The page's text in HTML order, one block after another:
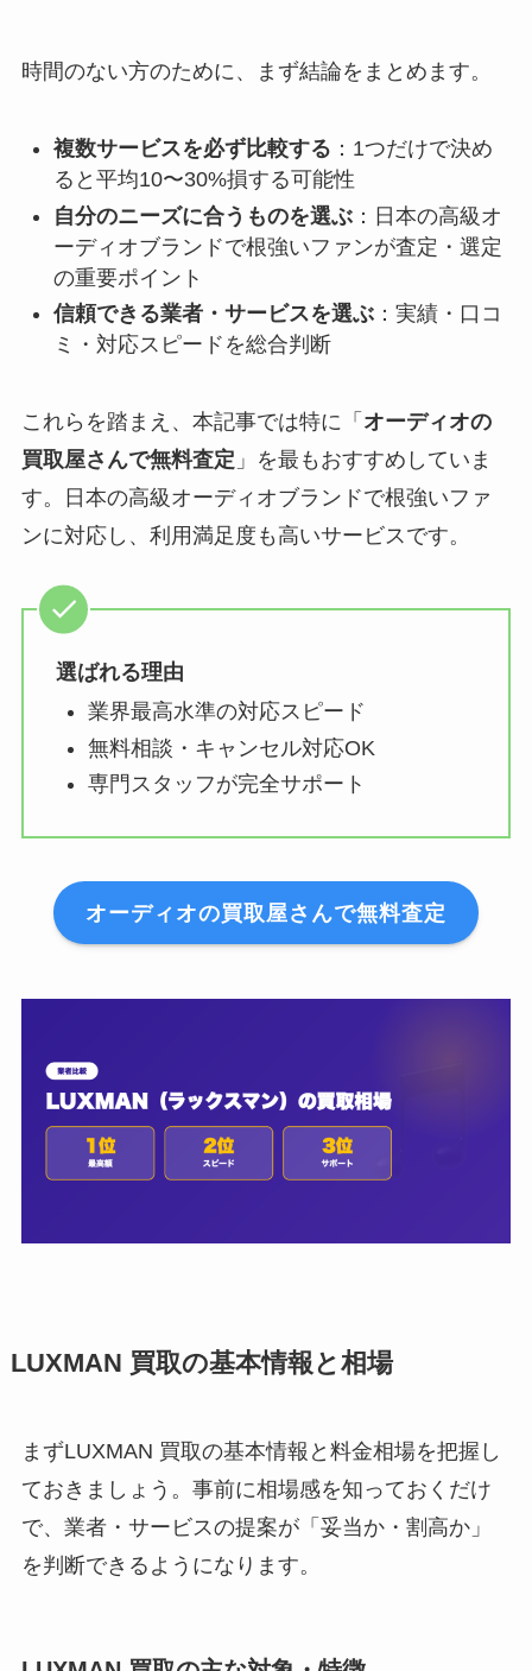
時間のない方のために、まず結論をまとめます。
複数サービスを必ず比較する ：1つだけで決め
ると平均10〜30%損する可能性
自分のニーズに合うものを選ぶ：日本の高級オ
ーディオブランドで根強いファンが査定・選定
の重要ポイント
信頼できる業者・サービスを選ぶ：実績・口コ
ミ・対応スピードを総合判断
これらを踏まえ、本記事では特に「 オーディオの
買取屋さんで無料査定 」を最もおすすめしていま
す。日本の高級オーディオブランドで根強いファ
ンに対応し、利用満足度も高いサービスです。
選ばれる理由
業界最高水準の対応スピード
無料相談・キャンセル対応OK
専門スタッフが完全サポート
オーディオの買取屋さんで無料査定
LUXMAN 買取の基本情報と相場
まずLUXMAN 買取の基本情報と料金相場を把握し
ておきましょう。事前に相場感を知っておくだけ
で、業者・サービスの提案が「妥当か・割高か」
を判断できるようになります。